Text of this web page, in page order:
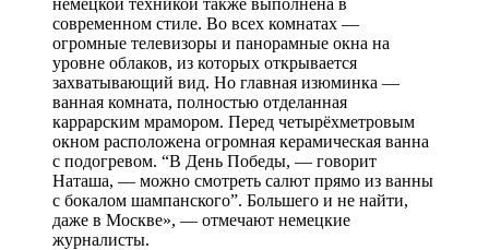
современном стиле. Во всех комнатах —
огромные телевизоры и панорамные окна на
уровне облаков, из которых открывается
захватывающий вид. Но главная изюминка —
ванная комната, полностью отделанная
каррарским мрамором. Перед четырёхметровым
окном расположена огромная керамическая ванна
с подогревом. “В День Победы, — говорит
Наташа, — можно смотреть салют прямо из ванны
с бокалом шампанского”. Большего и не найти,
даже в Москве», — отмечают немецкие
журналисты.